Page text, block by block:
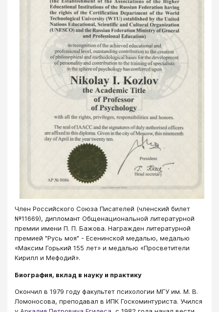
Член Российского Союза Писателей (членский билет
№11669), дипломант Общенациональной литературной
премии имени П. П. Бажова. Награжден литературной
премией "Русь моя" - Есенинской медалью, медалью
«Максим Горький 155 лет» и медалью «Просветители
Кирилл и Мефодий».
Биография, вклад в науку и практику
Окончил в 1979 году факультет психологии МГУ им. М. В.
Ломоносова, преподавал в ИПК Госкоминтуриста. Учился